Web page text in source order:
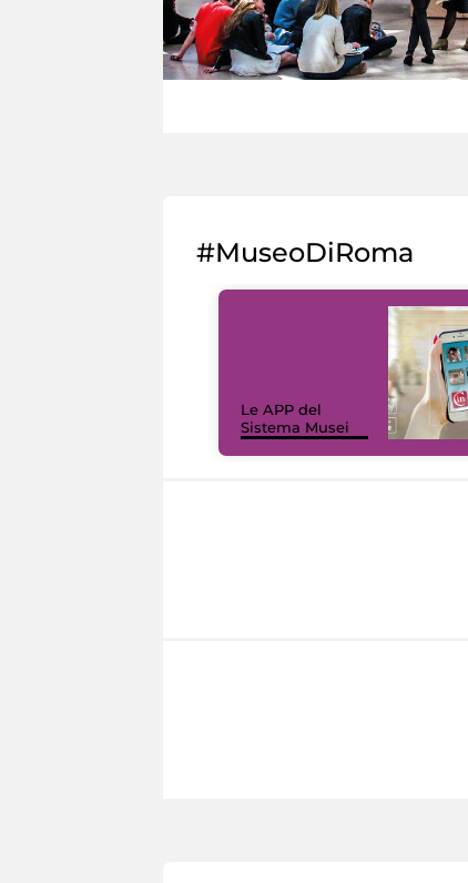
#MuseoDiRoma
Le APP del
Sistema Musei